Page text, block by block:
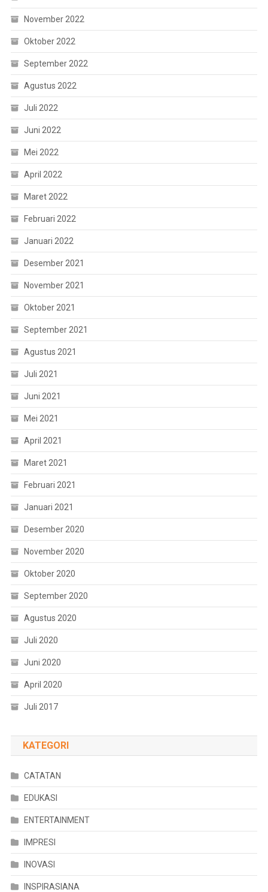
November 2022
Oktober 2022
September 2022
Agustus 2022
Juli 2022
Juni 2022
Mei 2022
April 2022
Maret 2022
Februari 2022
Januari 2022
Desember 2021
November 2021
Oktober 2021
September 2021
Agustus 2021
Juli 2021
Juni 2021
Mei 2021
April 2021
Maret 2021
Februari 2021
Januari 2021
Desember 2020
November 2020
Oktober 2020
September 2020
Agustus 2020
Juli 2020
Juni 2020
April 2020
Juli 2017
KATEGORI
CATATAN
EDUKASI
ENTERTAINMENT
IMPRESI
INOVASI
INSPIRASIANA